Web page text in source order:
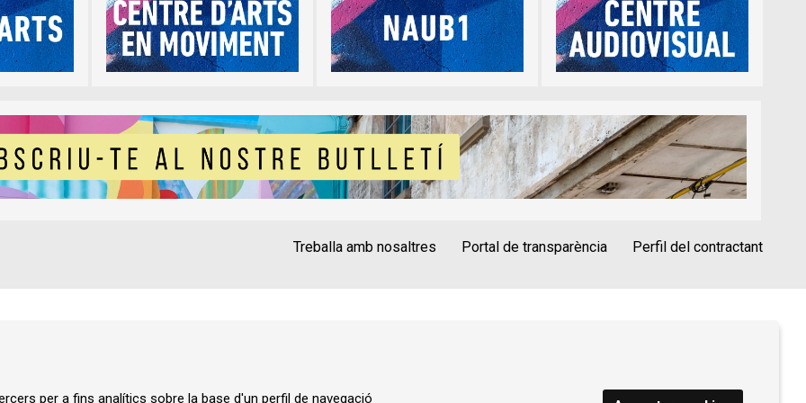
Treballa amb nosaltres
Portal de transparència Perfil del contractant
per a fins analítics sobre la base d'un perfil de navegació